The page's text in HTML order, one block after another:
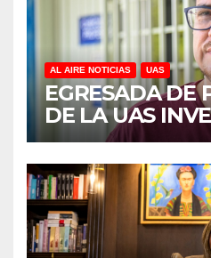
AL AIRE NOTICIAS UAS
EGRESADA DE
DE LA UAS
ANTICIPADO Y
EN
ADULTOS